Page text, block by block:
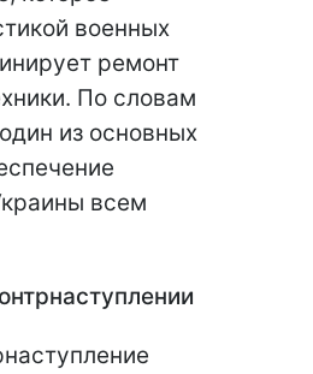
военных
ремонт
По словам
из основных
всем